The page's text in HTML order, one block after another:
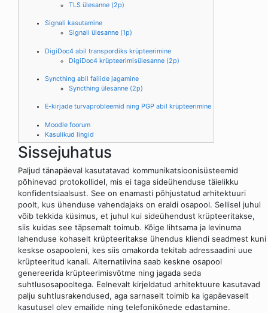
TLS ülesanne (2p)
Signali kasutamine
Signali ülesanne (1p)
DigiDoc4 abil transpordiks krüpteerimine
DigiDoc4 krüpteerimisülesanne (2p)
Syncthing abil failide jagamine
Syncthing ülesanne (2p)
E-kirjade turvaprobleemid ning PGP abil krüpteerimine
Moodle foorum
Kasulikud lingid
Sissejuhatus
Paljud tänapäeval kasutatavad kommunikatsioonisüsteemid
põhinevad protokollidel, mis ei taga sideühenduse täielikku
konfidentsiaalsust. See on enamasti põhjustatud arhitektuuri
poolt, kus ühenduse vahendajaks on eraldi osapool. Sellisel juhul
võib tekkida küsimus, et juhul kui sideühendust krüpteeritakse,
siis kuidas see täpsemalt toimub. Kõige lihtsama ja levinuma
lahenduse kohaselt krüpteeritakse ühendus kliendi seadmest kuni
keskse osapooleni, kes siis omakorda tekitab adressaadini uue
krüpteeritud kanali. Alternatiivina saab keskne osapool
genereerida krüpteerimisvõtme ning jagada seda
suhtlusosapooltega. Eelnevalt kirjeldatud arhitektuure kasutavad
palju suhtlusrakendused, aga sarnaselt toimib ka igapäevaselt
kasutusel olev emailide ning telefonikõnede edastamine.